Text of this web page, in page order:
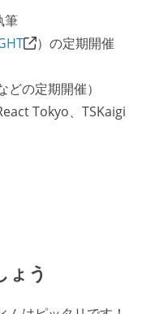
チームが担い、フ
フラといった役割
にまで染み出して
の環境は、各自の責
る開発メンバーが
成果を随時確認し
を柔軟に調整する形
ワークなど主要な構
筆
）の定期開催
どの定期開催）
Tokyo、TSKaigi
ょう